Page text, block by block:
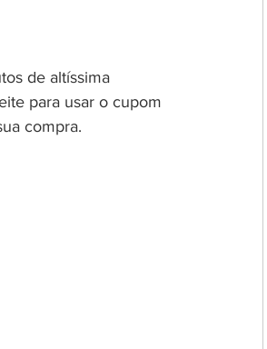
de altíssima
para usar o cupom
compra.